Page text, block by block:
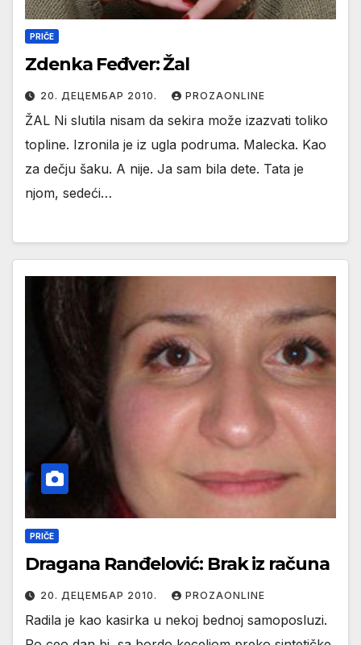
PRIČE
Zdenka Feđver: Žal
20. ДЕЦЕМБАР 2010. PROZAONLINE
ŽAL Ni slutila nisam da sekira može izazvati toliko
topline. Izronila je iz ugla podruma. Malecka. Kao
za dečju šaku. A nije. Ja sam bila dete. Tata je
njom, sedeći…
PRIČE
Dragana Ranđelović: Brak iz računa
20. ДЕЦЕМБАР 2010. PROZAONLINE
Radila je kao kasirka u nekoj bednoj samoposluzi.